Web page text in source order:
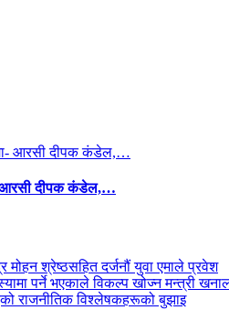
आरसी दीपक कंडेल,…
मोहन श्रेष्ठसहित दर्जनौं युवा एमाले प्रवेश
पर्ने भएकाले विकल्प खोज्न मन्त्री
राजनीतिक विश्लेषकहरूको बुझाइ